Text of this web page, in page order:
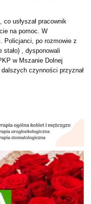
co usłyszał pracownik
na pomoc. W
Policjanci, po rozmowie z
, dysponowali
w Mszanie Dolnej
czynności przyznał